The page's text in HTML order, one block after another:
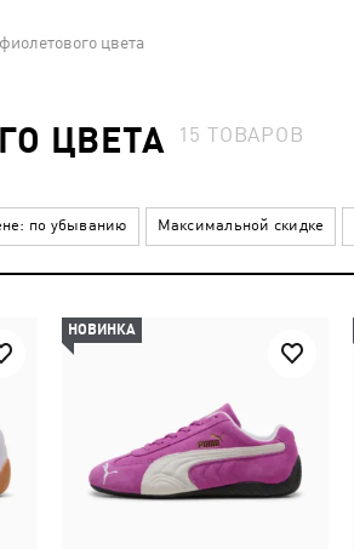
цвета
ЦВЕТА 15ТОВАРОВ
по убыванию Максимальной скидке
НОВИНКА